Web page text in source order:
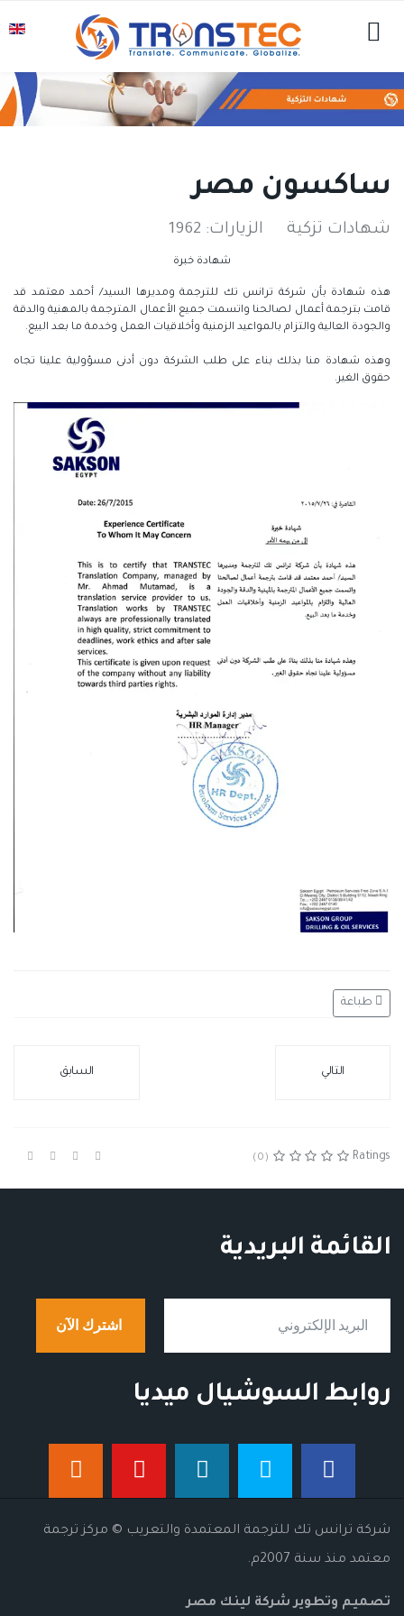
ساكسون مصر
شهادات تزكية الزيارات: 1962
شهادة خبرة
هذه شهادة بأن شركة ترانس تك للترجمة ومديرها السيد/ أحمد معتمد قد
قامت بترجمة أعمال لصالحنا واتسمت جميع الأعمال المترجمة بالمهنية والدقة
والجودة العالية والتزام بالمواعيد الزمنية وأخلاقيات العمل وخدمة ما بعد البيع.
وهذه شهادة منا بذلك بناء على طلب الشركة دون أدنى مسؤولية علينا تجاه
حقوق الغير.
طباعة
السابق التالي
Ratings
(0)
القائمة البريدية
اشترك الآن
روابط السوشيال ميديا
شركة ترانس تك للترجمة المعتمدة والتعريب © مركز ترجمة
معتمد منذ سنة 2007م.
تصميم وتطوير شركة لينك مصر